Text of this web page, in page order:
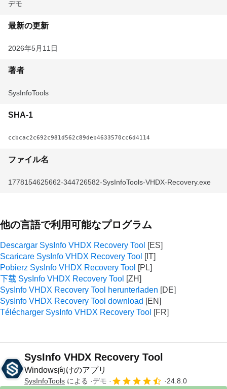
デモ
最新の更新
2026年5月11日
著者
SysInfoTools
SHA-1
ccbcac2c692c981d562c89deb4633570cc6d4114
ファイル名
1778154625662-344726582-SysInfoTools-VHDX-Recovery.exe
他の言語で利用可能なプログラム
Descargar SysInfo VHDX Recovery Tool
Scaricare SysInfo VHDX Recovery Tool
Pobierz SysInfo VHDX Recovery Tool
下载 SysInfo VHDX Recovery Tool
SysInfo VHDX Recovery Tool herunterladen
SysInfo VHDX Recovery Tool download
Télécharger SysInfo VHDX Recovery Tool
SysInfo VHDX Recovery Tool
Windows向けのアプリ
SysInfoTools による デモ 24.8.0